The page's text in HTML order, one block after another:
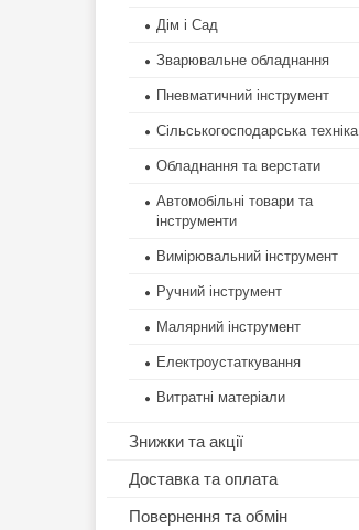
Дім і Сад
Зварювальне обладнання
Пневматичний інструмент
Сільськогосподарська техніка
Обладнання та верстати
Автомобільні товари та
інструменти
Вимірювальний інструмент
Ручний інструмент
Малярний інструмент
Електроустаткування
Витратні матеріали
Знижки та акції
Доставка та оплата
Повернення та обмін